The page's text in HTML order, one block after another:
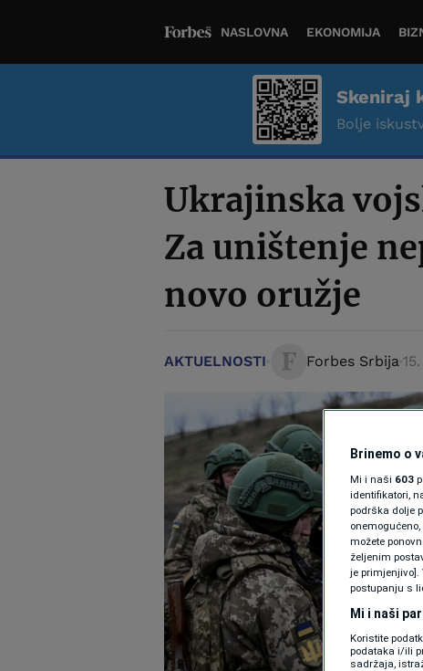
NASLOVNA EKONOMIJA
Skeniraj
Bolje
Ukrajinska
Za uništenje
novo oružje
AKTUELNOSTI Forbes Srbija
Brinemo o
Mi i naši 603
identifikatori,
podrška dolje
možete
željenim
je primjenjivo].
postupanju s
Mi i naši
Koristite
podataka i/ili
sadržaja,